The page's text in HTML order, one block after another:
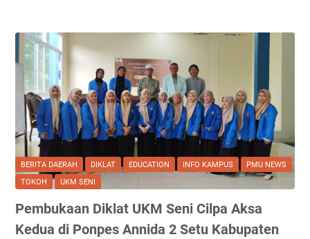
M
e
n
t
a
l
d
a
n
e
a
r
p
a
l
a
G
a
m
BERITA DAERAH DIKLAT EDUCATION INFO KAMPUS
PMU NEWS
TOKOH
UKM SENI
Pembukaan Diklat UKM Seni Cilpa Aksa
Kedua di Ponpes Annida 2 Setu Kabupaten